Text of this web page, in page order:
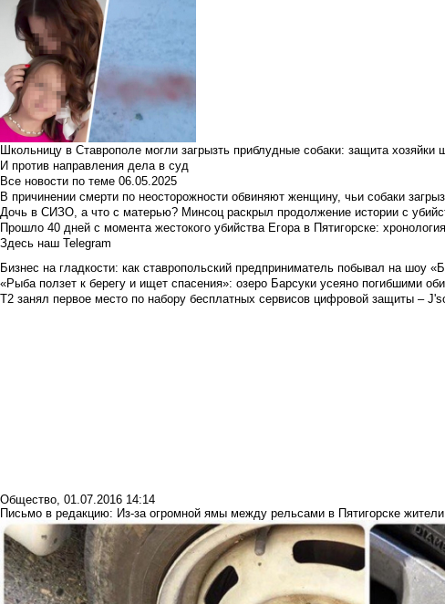
Школьницу в Ставрополе могли загрызть приблудные собаки: защита
И против направления дела в суд
Все новости по теме 06.05.2025
В причинении смерти по неосторожности обвиняют женщину, чьи собаки
Дочь в СИЗО, а что с матерью? Минсоц раскрыл продолжение истории с
Прошло 40 дней с момента жестокого убийства Егора в Пятигорске:
Здесь наш Telegram
Бизнес на гладкости: как ставропольский предприниматель побывал на шоу
«Рыба ползет к берегу и ищет спасения»: озеро Барсуки усеяно погибшими
Т2 занял первое место по набору бесплатных сервисов цифровой защиты –
Общество, 01.07.2016 14:14
Письмо в редакцию: Из-за огромной ямы между рельсами в Пятигорске